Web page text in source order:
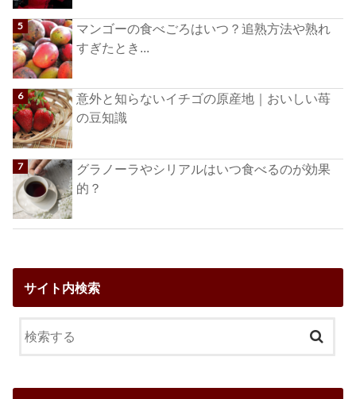
マンゴーの食べごろはいつ？追熟方法や熟れ
すぎたとき...
意外と知らないイチゴの原産地｜おいしい苺
の豆知識
グラノーラやシリアルはいつ食べるのが効果
的？
サイト内検索